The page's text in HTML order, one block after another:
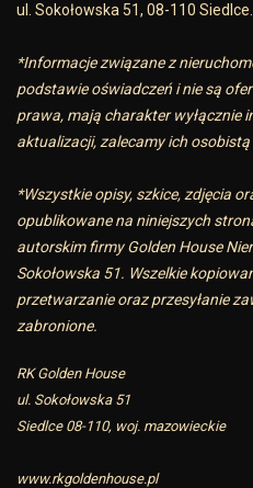
ul. Sokołowska 51, 08-110 Siedlce.
*Informacje związane z
podstawie oświadczeń i nie są
prawa, mają charakter wyłącznie
aktualizacji, zalecamy ich
*Wszystkie opisy, szkice, zdjęcia
opublikowane na niniejszych
autorskim firmy Golden House
Sokołowska 51. Wszelkie
przetwarzanie oraz przesyłanie
zabronione.
RK Golden House
ul. Sokołowska 51
Siedlce 08-110, woj. mazowieckie
www.rkgoldenhouse.pl